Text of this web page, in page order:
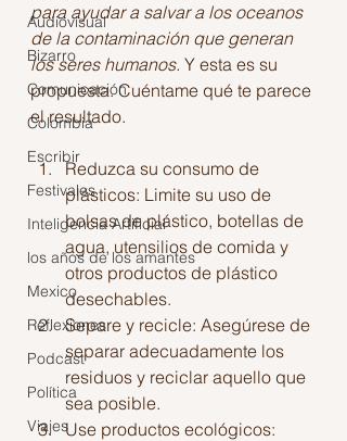
Audiovisual
Bizarro
Comunicación
Colombia
Escribir
Festivales
Inteligencia Artificial
los años de los amantes
Mexico
Reflexiones
Podcast
Política
Viajes
para ayudar a salvar a los oceanos
de la contaminación que generan
los seres humanos. Y esta es su
propuesta. Cuéntame qué te parece
el resultado.
Reduzca su consumo de
plásticos: Limite su uso de
bolsas de plástico, botellas de
agua, utensilios de comida y
otros productos de plástico
desechables.
Separe y recicle: Asegúrese de
separar adecuadamente los
residuos y reciclar aquello que
sea posible.
Use productos ecológicos: